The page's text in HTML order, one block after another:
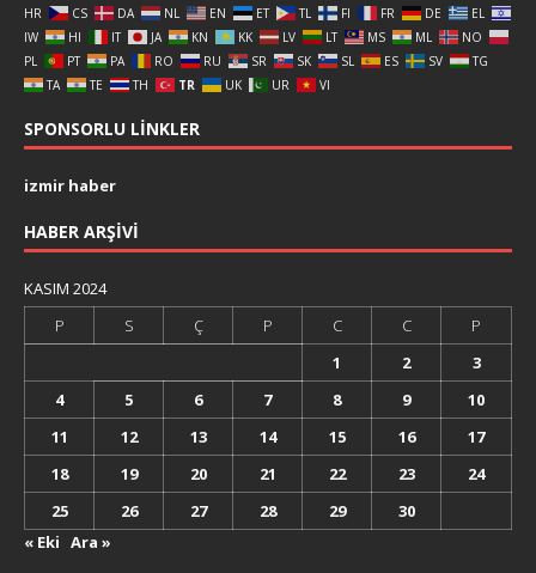
HR
CS DA NL EN ET TL FI FR DE
EL
IW
HI IT JA KN KK LV LT MS ML
NO
PL
PT PA RO RU SR SK SL ES SV
TG
TA
TE TH TR UK UR VI
SPONSORLU LINKLER
izmir haber
HABER ARŞIVI
KASIM 2024
P
S Ç P C C
P
1
2
3
4
5 6 7 8 9
10
11
12 13 14 15 16
17
18
19 20 21 22 23
24
25
26 27 28 29
30
« Eki Ara »